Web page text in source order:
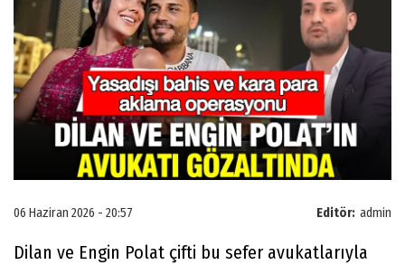
Editör: admin
06 Haziran 2026 - 20:57
Dilan ve Engin Polat çifti bu sefer avukatlarıyla